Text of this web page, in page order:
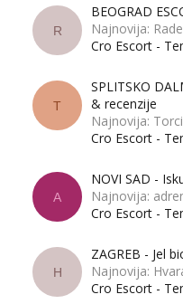
R
BEOGRAD
Najnovija:
Cro Escort -
T
SPLITSKO
& recenzije
Najnovija:
Cro Escort -
A
NOVI SAD -
Najnovija:
Cro Escort -
H
ZAGREB - Jel
Najnovija:
Cro Escort -